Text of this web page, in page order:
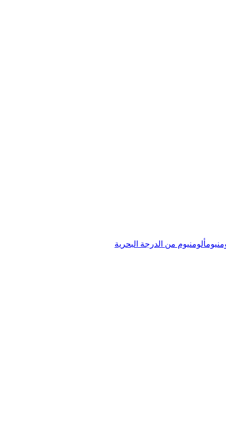
ألومنيوم من الدرجة البحرية